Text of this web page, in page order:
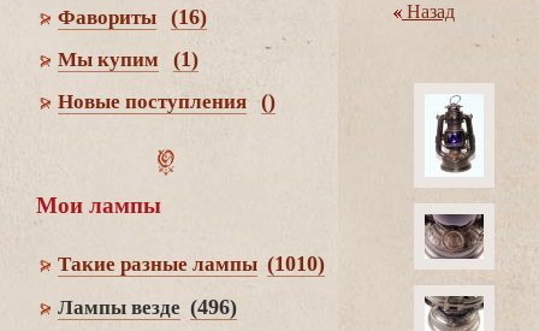
Фавориты (16)
Мы купим (1)
Новые поступления ()
Мои лампы
Такие разные лампы (1010)
Лампы везде (496)
Назад